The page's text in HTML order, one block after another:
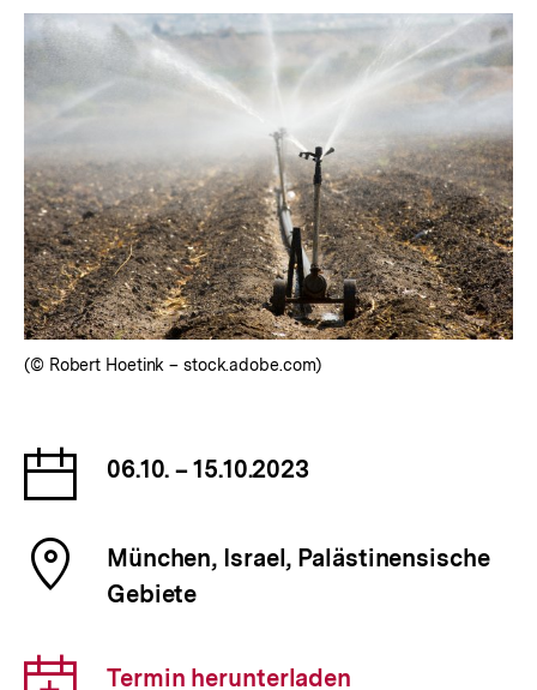
(© Robert Hoetink – stock.adobe.com)
Datum
der
Veranstaltung
06.10. – 15.10.2023
Ort
der
Veranstaltung
München, Israel, Palästinensische
Gebiete
Download-
Termin herunterladen